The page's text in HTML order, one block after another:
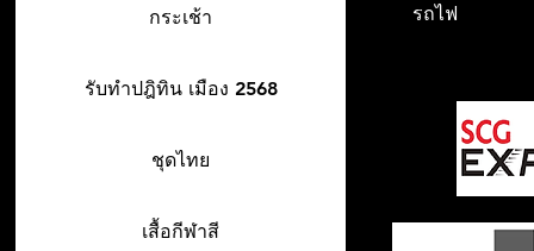
กระเช้า
รับทำปฎิทิน เมือง 2568
ชุดไทย
เสื้อกีฬาสี
รถไฟ